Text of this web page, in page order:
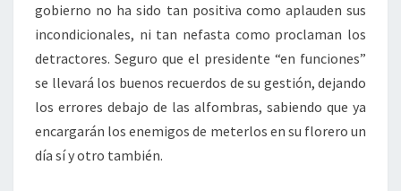
gobierno no ha sido tan positiva como aplauden sus
incondicionales, ni tan nefasta como proclaman los
detractores. Seguro que el presidente “en funciones”
se llevará los buenos recuerdos de su gestión, dejando
los errores debajo de las alfombras, sabiendo que ya
encargarán los enemigos de meterlos en su florero un
día sí y otro también.